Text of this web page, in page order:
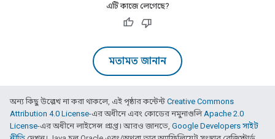
এটি কাজে লেগেছে?
মতামত জানান
অন্য কিছু উল্লেখ না করা থাকলে, এই পৃষ্ঠার কন্টেন্ট Creative Commons
Attribution 4.0 License-এর অধীনে এবং কোডের নমুনাগুলি Apache 2.0
License-এর অধীনে লাইসেন্স প্রাপ্ত। আরও জানতে, Google Developers সাইট